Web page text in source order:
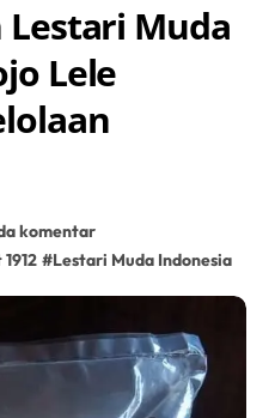
Muda
Lele
komentar
#Lestari Muda Indonesia